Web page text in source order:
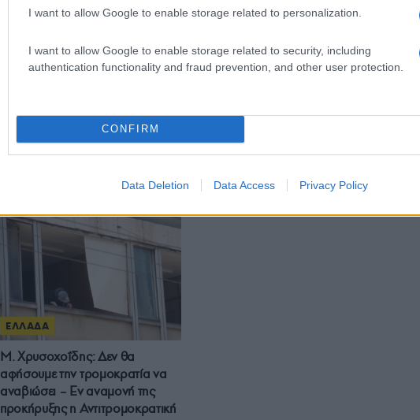
I want to allow Google to enable storage related to personalization.
I want to allow Google to enable storage related to security, including
authentication functionality and fraud prevention, and other user protection.
CONFIRM
Data Deletion Data Access Privacy Policy
Μητσοτάκης για τον «ατομικό
κουμπαρά» του ΤΕΚΑ: Τα οφέλη
θα φανούν σε βάθος χρόνου
Αντιτρομοκρατική: Εντόπισαν τη
Σταδίου
ΕΛΛΑΔΑ
Μ. Χρυσοχοΐδης: Δεν θα
αφήσουμε την τρομοκρατία να
αναβιώσει – Εν αναμονή της
προκήρυξης η Αντιτρομοκρατική